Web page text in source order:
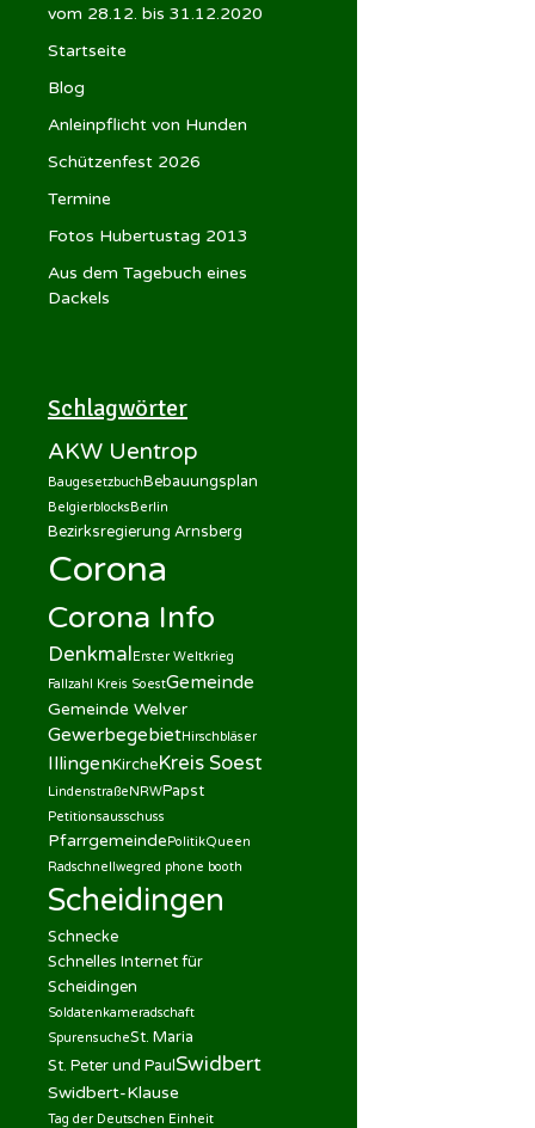
vom 28.12. bis 31.12.2020
Startseite
Blog
Anleinpflicht von Hunden
Schützenfest 2026
Termine
Fotos Hubertustag 2013
Aus dem Tagebuch eines
Dackels
Schlagwörter
AKW Uentrop
BaugesetzbuchBebauungsplan
BelgierblocksBerlin
Bezirksregierung Arnsberg
Corona
Corona Info
DenkmalErster Weltkrieg
Fallzahl Kreis SoestGemeinde
Gemeinde Welver
GewerbegebietHirschbläser
IllingenKircheKreis Soest
LindenstraßeNRWPapst
Petitionsausschuss
PfarrgemeindePolitikQueen
Radschnellwegred phone booth
Scheidingen
Schnecke
Schnelles Internet für
Scheidingen
Soldatenkameradschaft
SpurensucheSt. Maria
St. Peter und PaulSwidbert
Swidbert-Klause
Tag der Deutschen Einheit